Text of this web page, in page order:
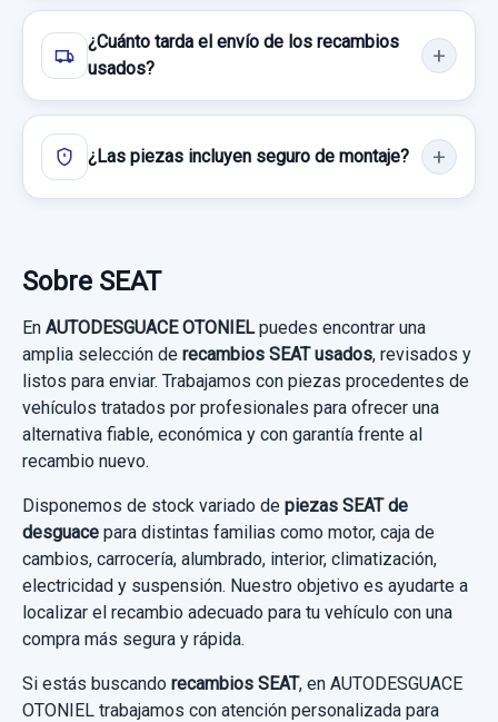
¿Cuánto tarda el envío de los recambios
usados?
¿Las piezas incluyen seguro de montaje?
Sobre SEAT
En AUTODESGUACE OTONIELpuedes encontrar una
amplia selección de recambios SEAT usados, revisados y
listos para enviar. Trabajamos con piezas procedentes de
vehículos tratados por profesionales para ofrecer una
alternativa fiable, económica y con garantía frente al
recambio nuevo.
Disponemos de stock variado de piezas SEAT de
desguace para distintas familias como motor, caja de
cambios, carrocería, alumbrado, interior, climatización,
electricidad y suspensión. Nuestro objetivo es ayudarte a
localizar el recambio adecuado para tu vehículo con una
compra más segura y rápida.
Si estás buscando recambios SEAT, en AUTODESGUACE
OTONIEL trabajamos con atención personalizada para